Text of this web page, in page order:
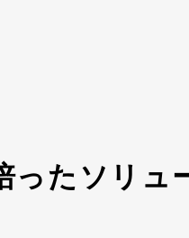
たソリュ